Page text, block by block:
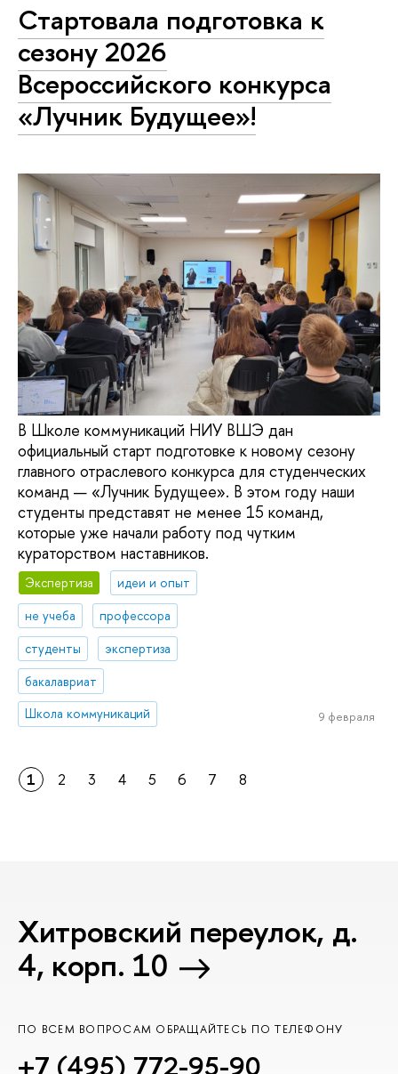
Стартовала подготовка к
сезону 2026
Всероссийского конкурса
«Лучник Будущее»!
В Школе коммуникаций НИУ ВШЭ дан
официальный старт подготовке к новому сезону
главного отраслевого конкурса для студенческих
команд — «Лучник Будущее». В этом году наши
студенты представят не менее 15 команд,
которые уже начали работу под чутким
кураторством наставников.
Экспертиза
идеи и опыт
не учеба
профессора
студенты
экспертиза
бакалавриат
Школа коммуникаций
9 февраля
1 2 3 4 5 6 7 8
Хитровский переулок, д.
4, корп. 10
ПО ВСЕМ ВОПРОСАМ ОБРАЩАЙТЕСЬ ПО ТЕЛЕФОНУ
+7 (495) 772-95-90